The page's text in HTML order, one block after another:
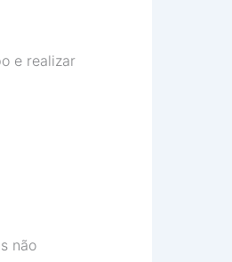
e realizar
não